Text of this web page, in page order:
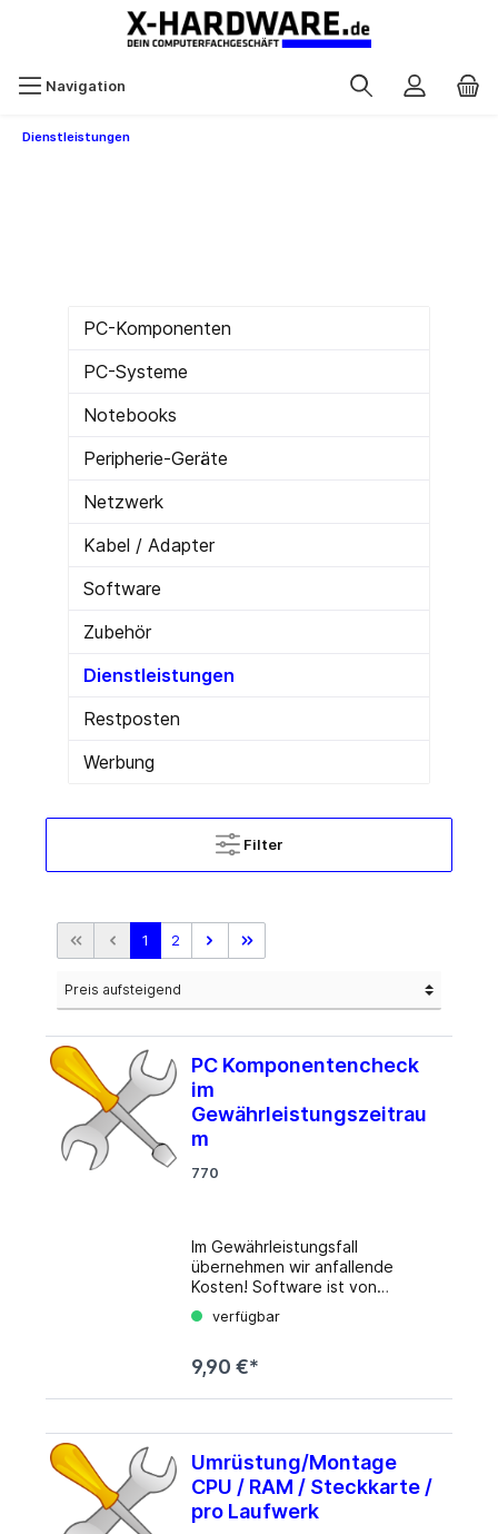
Navigation
Dienstleistungen
PC-Komponenten
PC-Systeme
Notebooks
Peripherie-Geräte
Netzwerk
Kabel / Adapter
Software
Zubehör
Dienstleistungen
Restposten
Werbung
Filter
1 2
PC Komponentencheck
im
Gewährleistungszeitrau
m
770
Im Gewährleistungsfall
übernehmen wir anfallende
Kosten! Software ist von
Umtausch und Gewähr
ausgeschlossen! ACHTUNG! Für
übernommen! Ist kein
verfügbar
9,90 €*
Umrüstung/Montage
CPU / RAM / Steckkarte /
pro Laufwerk